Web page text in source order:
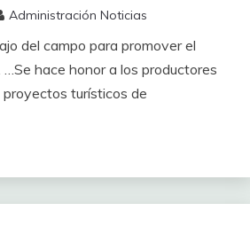
Administración Noticias
del campo para promover el
hace honor a los productores
turísticos de